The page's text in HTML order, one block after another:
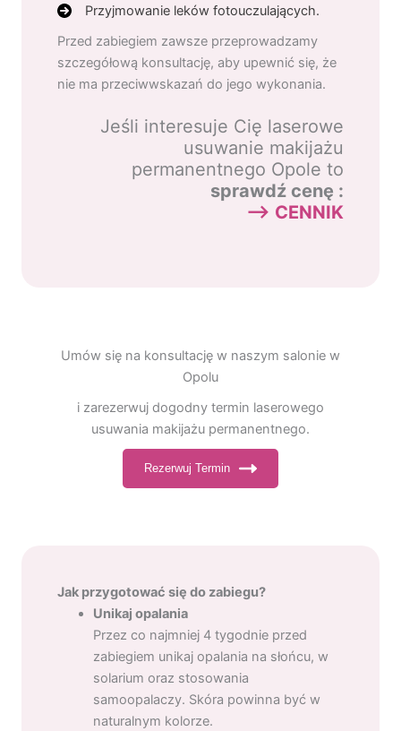
Przyjmowanie leków fotouczulających.
Przed zabiegiem zawsze przeprowadzamy
szczegółową konsultację, aby upewnić się, że
nie ma przeciwwskazań do jego wykonania.
Jeśli interesuje Cię laserowe
usuwanie makijażu
permanentnego Opole to
sprawdź cenę :
–> CENNIK
Umów się na konsultację w naszym salonie w
Opolu
i zarezerwuj dogodny termin laserowego
usuwania makijażu permanentnego.
Rezerwuj Termin
Jak przygotować się do zabiegu?
Unikaj opalania
Przez co najmniej 4 tygodnie przed
zabiegiem unikaj opalania na słońcu, w
solarium oraz stosowania
samoopalaczy. Skóra powinna być w
naturalnym kolorze.